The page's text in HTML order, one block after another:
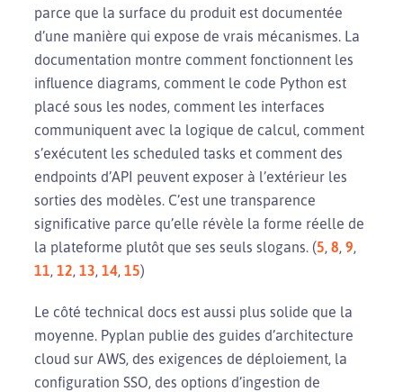
parce que la surface du produit est documentée
d’une manière qui expose de vrais mécanismes. La
documentation montre comment fonctionnent les
influence diagrams, comment le code Python est
placé sous les nodes, comment les interfaces
communiquent avec la logique de calcul, comment
s’exécutent les scheduled tasks et comment des
endpoints d’API peuvent exposer à l’extérieur les
sorties des modèles. C’est une transparence
significative parce qu’elle révèle la forme réelle de
la plateforme plutôt que ses seuls slogans. (5, 8, 9,
11, 12, 13, 14, 15)
Le côté technical docs est aussi plus solide que la
moyenne. Pyplan publie des guides d’architecture
cloud sur AWS, des exigences de déploiement, la
configuration SSO, des options d’ingestion de